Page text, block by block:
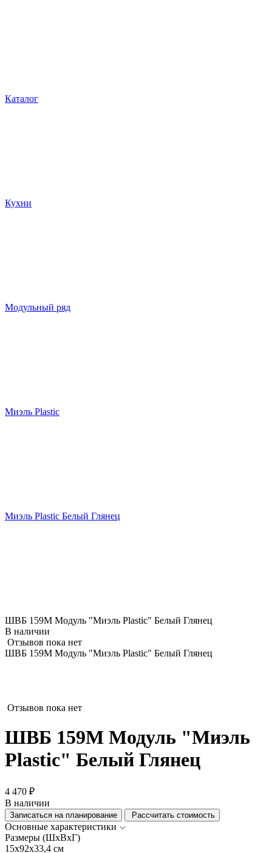
Каталог
Кухни
Модульный ряд
Миэль Plastic
Миэль Plastic Белый Глянец
ШВБ 159М Модуль "Миэль Plastic" Белый Глянец
В наличии
Отзывов пока нет
ШВБ 159М Модуль "Миэль Plastic" Белый Глянец
Отзывов пока нет
ШВБ 159М Модуль "Миэль
Plastic" Белый Глянец
4 470 ₽
В наличии
Записаться на планирование Рассчитать стоимость
Основные характеристики
Размеры (ШхВхГ)
15x92x33,4 см